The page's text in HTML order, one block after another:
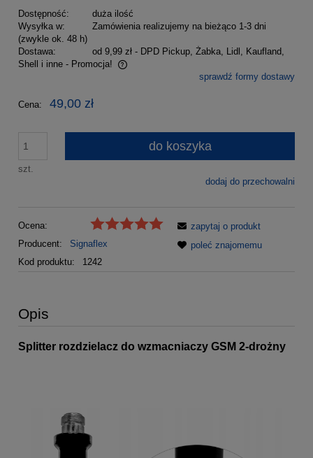
Dostępność:
duża ilość
Wysyłka w:
Zamówienia realizujemy na bieżąco 1-3 dni
(zwykle ok. 48 h)
Dostawa:
od 9,99 zł - DPD Pickup, Żabka, Lidl, Kaufland,
Shell i inne - Promocja!
Cena nie zawiera ewentualnych kosztów płatnościsprawdź formy dostawy
Cena: 49,00 zł
szt.
do koszyka
dodaj do przechowalni
Ocena:
Producent:
Signaflex
Kod produktu:
1242
zapytaj o produkt
poleć znajomemu
Opis
Splitter rozdzielacz do wzmacniaczy GSM 2-drożny